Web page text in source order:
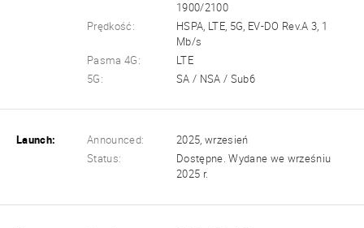
1900/2100
Prędkość:
HSPA, LTE, 5G, EV-DO Rev.A 3, 1
Mb/s
Pasma 4G:
LTE
5G:
SA / NSA / Sub6
Launch: Announced:
2025, wrzesień
Status:
Dostępne. Wydane we wrześniu
2025 r.